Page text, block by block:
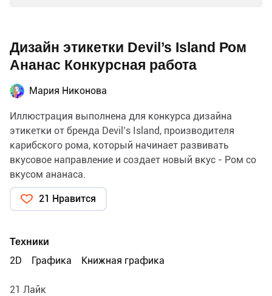
Дизайн этикетки Devil’s Island Ром
Ананас Конкурсная работа
Мария Никонова
Иллюстрация выполнена для конкурса дизайна
этикетки от бренда Devil’s Island, производителя
карибского рома, который начинает развивать
вкусовое направление и создает новый вкус - Ром со
вкусом ананаса.
21 Нравится
Техники
2D
Графика Книжная графика
21 Лайк